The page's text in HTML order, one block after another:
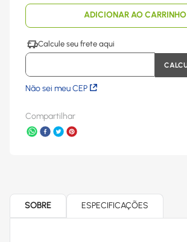
ADICIONAR AO CARRINHO
Não sei meu CEP
Compartilhar
SOBRE ESPECIFICAÇÕES